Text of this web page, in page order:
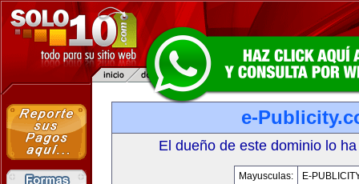
e-
El dueño de este dominio lo
Mayusculas:
E-